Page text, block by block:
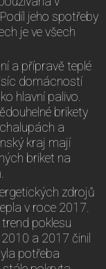
jeho spotřeby
je ve všech
a přípravě teplé
domácností
hlavní palivo.
brikety
a
kraj mají
briket na
zdrojů
v roce 2017.
poklesu
a 2017 činil
potřeba